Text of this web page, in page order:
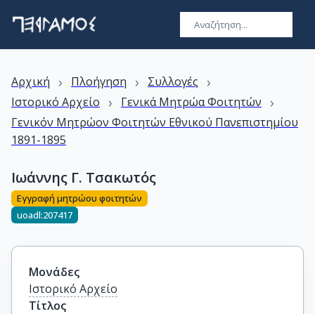
Αρχική › Πλοήγηση › Συλλογές ›
Ιστορικό Αρχείο › Γενικά Μητρώα Φοιτητών ›
Γενικόν Μητρώον Φοιτητών Εθνικού Πανεπιστημίου
1891-1895
Ιωάννης Γ. Τσακωτός
Εγγραφή μητρώου φοιτητών
uoadl:207417
Μονάδες
Ιστορικό Αρχείο
Τίτλος